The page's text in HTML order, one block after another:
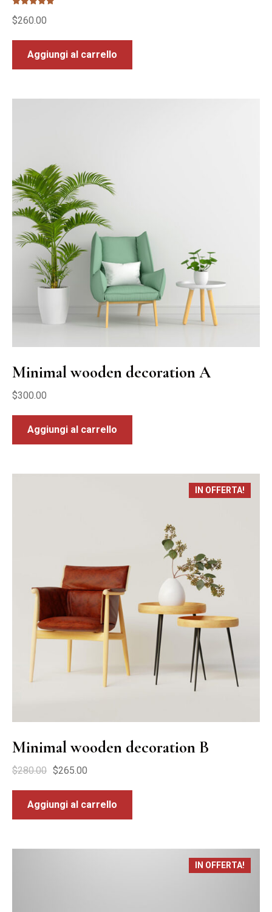
5.00
$260.00
Aggiungi al carrello
Minimal wooden decoration A
$300.00
Aggiungi al carrello
IN OFFERTA!
Minimal wooden decoration B
$280.00 $265.00
Aggiungi al carrello
IN OFFERTA!